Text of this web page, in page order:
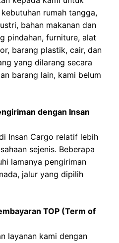
rumah tangga,
bahan makanan dan
pindahan, furniture, alat
barang plastik, cair, dan
yang dilarang secara
barang lain, kami belum
dengan Insan
Insan Cargo relatif lebih
sejenis. Beberapa
lamanya pengiriman
jalur yang dipilih
TOP (Term of
layanan kami dengan